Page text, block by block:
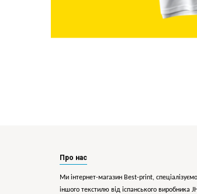
Про нас
Ми інтернет-магазин Best-print,
іншого текстилю від іспанського виробника